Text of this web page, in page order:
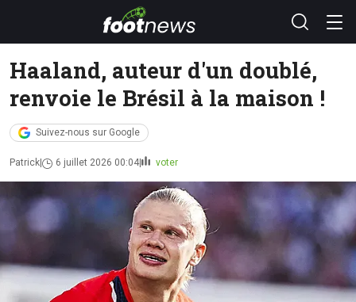
Haaland, auteur d'un doublé,
renvoie le Brésil à la maison !
Suivez-nous sur Google
Patrick 6 juillet 2026 00:04 voter